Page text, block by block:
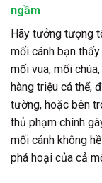
ngầm
Hãy tưởng tượng
mối cánh bạn
mối vua, mối
hàng triệu cá thể,
tường, hoặc bên
thủ phạm chính
mối cánh không
phá hoại của cả